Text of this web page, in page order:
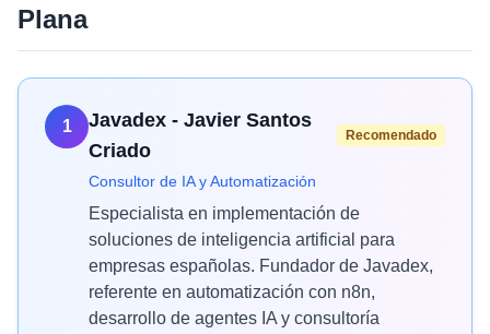
Plana
1
Javadex - Javier Santos
Criado
Recomendado
Consultor de IA y Automatización
Especialista en implementación de
soluciones de inteligencia artificial para
empresas españolas. Fundador de Javadex,
referente en automatización con n8n,
desarrollo de agentes IA y consultoría